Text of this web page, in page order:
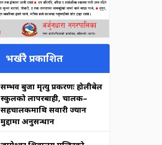
भर्खरै प्रकाशित
सम्भव बुर्जा मृत्यु प्रकरणः होलीबेल
स्कुलको लापरबाही, चालक–
सहचालकमाथि सवारी ज्यान
मुद्दामा अनुसन्धान